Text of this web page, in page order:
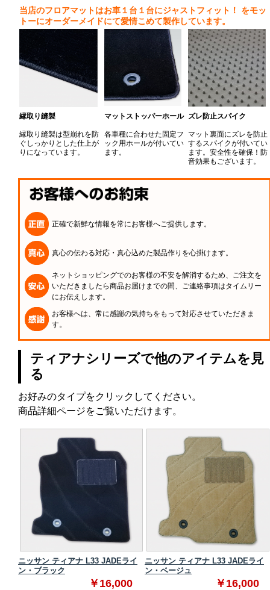
当店のフロアマットはお車１台１台にジャストフィット！
をモッ
トーにオーダーメイドにて愛情こめて製作しています。
縁取り縫製
縁取り縫製は型崩れを防
ぐしっかりとした仕上が
りになっています。
マットストッパーホール
各車種に合わせた固定フ
ック用ホールが付いてい
ます。
ズレ防止スパイク
マット裏面にズレを防止
するスパイクが付いてい
ます。安全性を確保！防
音効果もございます。
正確で新鮮な情報を常にお客様へご提供します。
真心の伝わる対応・真心込めた製品作りを心掛けます。
ネットショッピングでのお客様の不安を解消するため、ご注文を
いただきましたら商品お届けまでの間、ご連絡事項はタイムリー
にお伝えします。
お客様へは、常に感謝の気持ちをもって対応させていただきま
す。
ティアナシリーズで他のアイテムを見
る
お好みのタイプをクリックしてください。
商品詳細ページをご覧いただけます。
ニッサン ティアナ L33 JADEライ
ン・ブラック
￥16,000
ニッサン ティアナ L33 JADEライ
ン・ベージュ
￥16,000